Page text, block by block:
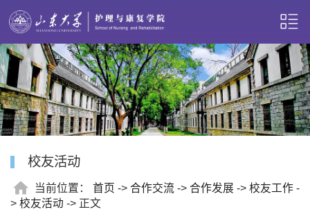
校友活动
当前位置： 首页 -> 合作交流 -> 合作发展 -> 校友工作 -
> 校友活动 -> 正文